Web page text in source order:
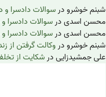
شبنم خوشرودرسوالات دادسرا و
محسن اسدیدرسوالات دادسرا
محسن اسدیدرسوالات دادسرا
شبنم خوشرودروکالت گرفتن از
علی جمشیدزاییدرشکایت از